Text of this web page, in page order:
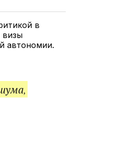
ссылкой
в
визы
автономии.